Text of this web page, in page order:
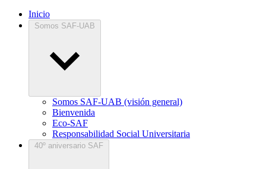
Inicio
Somos SAF-UAB
Somos SAF-UAB (visión general)
Bienvenida
Eco-SAF
Responsabilidad Social Universitaria
40º aniversario SAF